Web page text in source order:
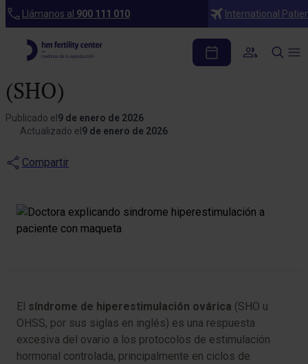
Llámanos al 900 111 010 International
Blog
Síndrome de
hiperestimulación ovárica
(SHO)
Publicado el 9 de enero de 2026
Actualizado el 9 de enero de 2026
Compartir
El síndrome de hiperestimulación ovárica (SHO u
OHSS, por sus siglas en inglés) es una respuesta
excesiva del ovario a los protocolos de estimulación
hormonal controlada, principalmente en ciclos de